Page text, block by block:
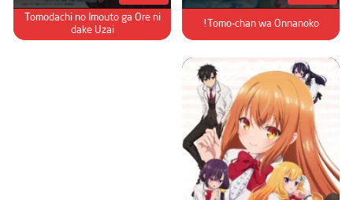
Tomo-chan wa Onnanoko!
Tomodachi no Imouto ga Ore ni
dake Uzai